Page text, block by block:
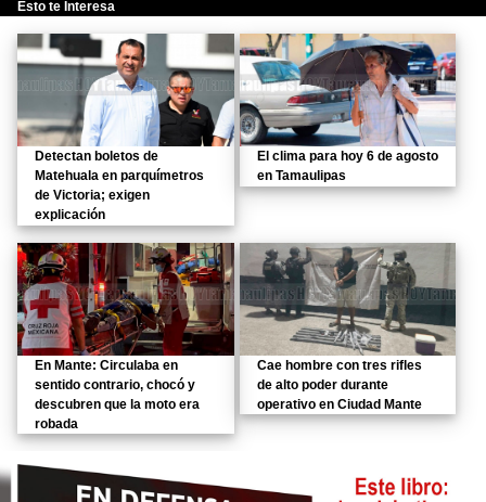
Esto te Interesa
Detectan boletos de
Matehuala en parquímetros
de Victoria; exigen
explicación
El clima para hoy 6 de agosto
en Tamaulipas
En Mante: Circulaba en
sentido contrario, chocó y
descubren que la moto era
robada
Cae hombre con tres rifles
de alto poder durante
operativo en Ciudad Mante